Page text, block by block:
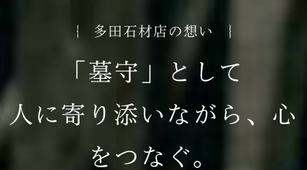
多田石材店の想い
「墓守」として
人に寄り添いながら、心
をつなぐ。